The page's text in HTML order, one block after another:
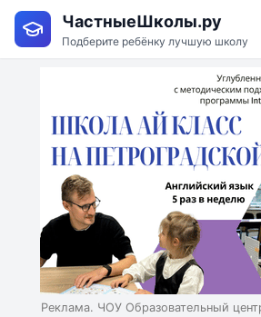
ЧастныеШколы.ру
Подберите ребёнку лучшую школу
Реклама. ЧОУ Образовательный